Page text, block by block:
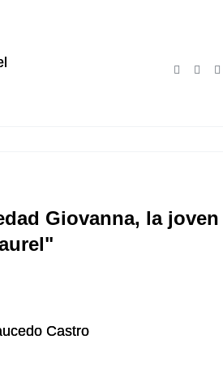
Giovanna, la joven
Castro